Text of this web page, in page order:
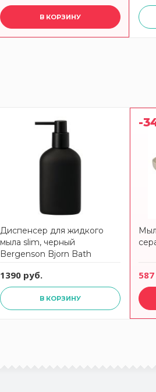
В КОРЗИНУ
Диспенсер для жидкого
мыла slim, черный
Bergenson Bjorn Bath
1390 руб.
В КОРЗИНУ
-